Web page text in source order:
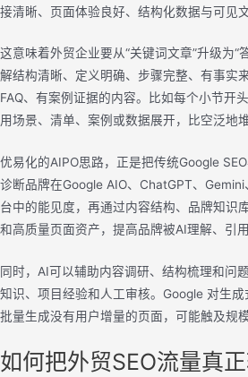
接清晰、页面体验良好、结构化数据与可见文
这意味着外贸企业要从“关键词文章”升级为“
解结构清晰、定义明确、步骤完整、有事实
FAQ、有案例证据的内容。比如每个小节开
用场景、清单、案例或数据展开，比空泛地
优易化的AIPO思路，正是把传统Google
诊断品牌在Google AIO、ChatGPT、
台中的能见度，再通过内容结构、品牌知识
和高质量页面资产，提高品牌被AI理解、引
同时，AI可以辅助内容调研、结构梳理和问
知识、项目经验和人工审核。Google 对生
批量生成没有用户增量的页面，可能触及规
如何把外贸SEO流量真正